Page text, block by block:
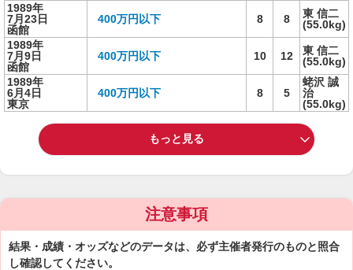
1989年
7月23日
函館
400万円以下 8 8
東 信二
(55.0kg)
1989年
7月9日
函館
400万円以下 10 12
東 信二
(55.0kg)
1989年
6月4日
東京
400万円以下 8 5
蛯沢 誠
治
(55.0kg)
もっと見る
注意事項
結果・成績・オッズなどのデータは、必ず主催者発行のものと照合
し確認してください。